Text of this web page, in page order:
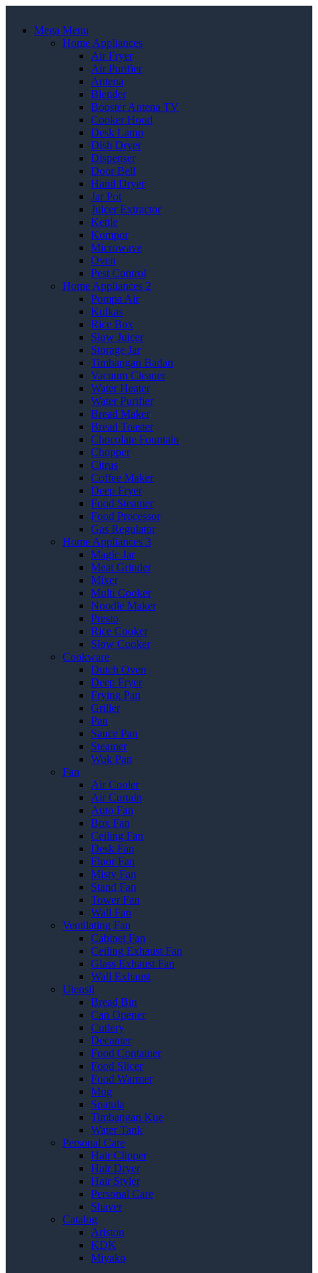
Mega Menu
Home Appliances
Air Fryer
Air Purifier
Antena
Blender
Booster Antena TV
Cooker Hood
Desk Lamp
Dish Dryer
Dispenser
Door Bell
Hand Dryer
Jar Pot
Juicer Extractor
Kettle
Kompor
Microwave
Oven
Pest Control
Home Appliances 2
Pompa Air
Kulkas
Rice Box
Slow Juicer
Storage Jar
Timbangan Badan
Vacuum Cleaner
Water Heater
Water Purifier
Bread Maker
Bread Toaster
Chocolate Fountain
Chopper
Citrus
Coffee Maker
Deep Fryer
Food Steamer
Food Processor
Gas Regulator
Home Appliances 3
Magic Jar
Meat Grinder
Mixer
Multi Cooker
Noodle Maker
Presto
Rice Cooker
Slow Cooker
Cookware
Dutch Oven
Deep Fryer
Frying Pan
Griller
Pan
Sauce Pan
Steamer
Wok Pan
Fan
Air Cooler
Air Curtain
Auto Fan
Box Fan
Ceiling Fan
Desk Fan
Floor Fan
Misty Fan
Stand Fan
Tower Fan
Wall Fan
Ventilating Fan
Cabinet Fan
Ceiling Exhaust Fan
Glass Exhaust Fan
Wall Exhaust
Utensil
Bread Bin
Can Opener
Cutlery
Decanter
Food Container
Food Slicer
Food Warmer
Mug
Spatula
Timbangan Kue
Water Tank
Personal Care
Hair Clipper
Hair Dryer
Hair Styler
Personal Care
Shaver
Catalog
Ariston
KDK
Miyako